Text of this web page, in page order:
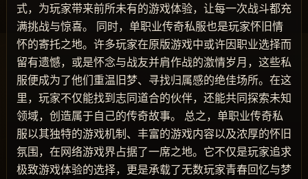
式，为玩家带来前所未有的游戏体验，让每一次战斗都充
满挑战与惊喜。 同时，单职业传奇私服也是玩家怀旧情
怀的寄托之地。许多玩家在原版游戏中或许因职业选择而
留有遗憾，或是怀念与战友并肩作战的激情岁月，这些私
服便成为了他们重温旧梦、寻找归属感的绝佳场所。在这
里，玩家不仅能找到志同道合的伙伴，还能共同探索未知
领域，创造属于自己的传奇故事。 总之，单职业传奇私
服以其独特的游戏机制、丰富的游戏内容以及浓厚的怀旧
氛围，在网络游戏界占据了一席之地。它不仅是玩家追求
极致游戏体验的选择，更是承载了无数玩家青春回忆与梦